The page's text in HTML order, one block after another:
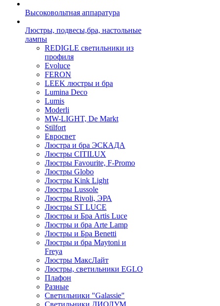
Высоковольтная аппаратура
Люстры, подвесы,бра, настольные
лампы
REDIGLE светильники из
профиля
Evoluce
FERON
LEEK люстры и бра
Lumina Deco
Lumis
Moderli
MW-LIGHT, De Markt
Stilfort
Евросвет
Люстра и бра ЭСКАДА
Люстры CITILUX
Люстры Favourite, F-Promo
Люстры Globo
Люстры Kink Light
Люстры Lussole
Люстры Rivoli, ЭРА
Люстры ST LUCE
Люстры и Бра Artis Luce
Люстры и бра Arte Lamp
Люстры и Бра Benetti
Люстры и бра Maytoni и
Freya
Люстры МаксЛайт
Люстры, светильники EGLO
Плафон
Разные
Светильники "Galassie"